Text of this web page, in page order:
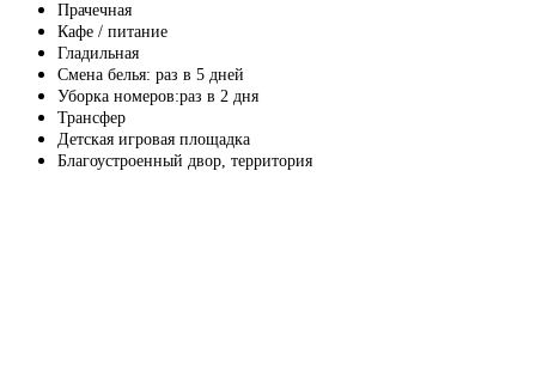
Прачечная
Кафе / питание
Гладильная
Смена белья: раз в 5 дней
Уборка номеров:раз в 2 дня
Трансфер
Детская игровая площадка
Благоустроенный двор, территория